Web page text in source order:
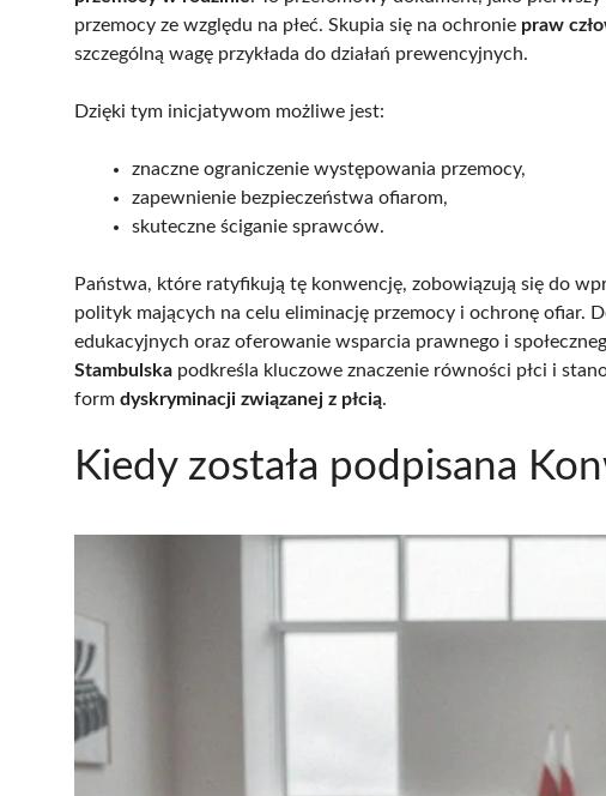
przemocy ze względu na płeć. Skupia się na ochronie praw
szczególną wagę przykłada do działań prewencyjnych.
Dzięki tym inicjatywom możliwe jest:
znaczne ograniczenie występowania przemocy,
zapewnienie bezpieczeństwa ofiarom,
skuteczne ściganie sprawców.
Państwa, które ratyfikują tę konwencję, zobowiązują się do
polityk mających na celu eliminację przemocy i ochronę ofiar.
edukacyjnych oraz oferowanie wsparcia prawnego i
Stambulska podkreśla kluczowe znaczenie równości płci i
form dyskryminacji związanej z płcią.
Kiedy została podpisana